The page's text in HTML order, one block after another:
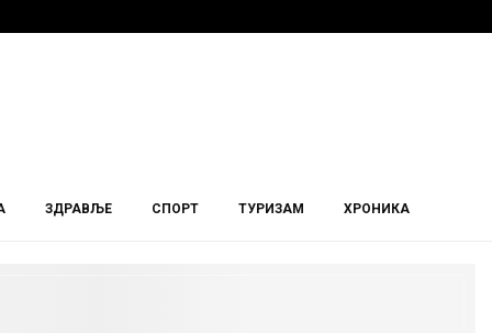
ЗДРАВЉЕ СПОРТ ТУРИЗАМ ХРОНИКА